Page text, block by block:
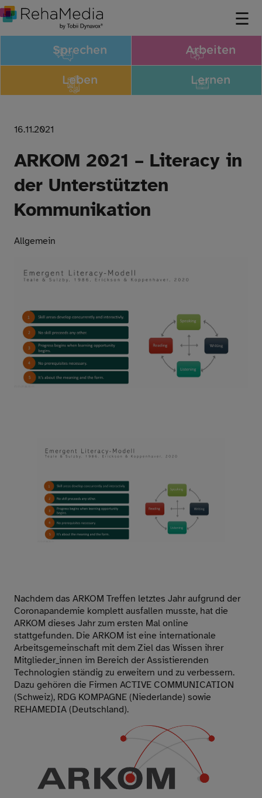
16.11.2021
ARKOM 2021 – Literacy in
der Unterstützten
Kommunikation
Allgemein
Nachdem das ARKOM Treffen letztes Jahr aufgrund der
Coronapandemie komplett ausfallen musste, hat die
ARKOM dieses Jahr zum ersten Mal online
stattgefunden. Die ARKOM ist eine internationale
Arbeitsgemeinschaft mit dem Ziel das Wissen ihrer
Mitglieder_innen im Bereich der Assistierenden
Technologien ständig zu erweitern und zu verbessern.
Dazu gehören die Firmen ACTIVE COMMUNICATION
(Schweiz), RDG KOMPAGNE (Niederlande) sowie
REHAMEDIA (Deutschland).
Sprechen Arbeiten
Leben Lernen